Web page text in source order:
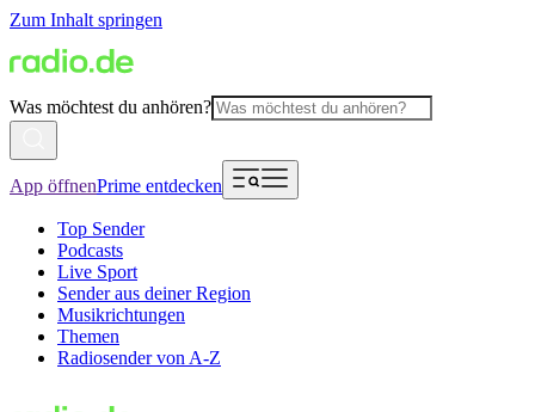
Zum Inhalt springen
Was möchtest du anhören?
App öffnenPrime entdecken
Top Sender
Podcasts
Live Sport
Sender aus deiner Region
Musikrichtungen
Themen
Radiosender von A-Z